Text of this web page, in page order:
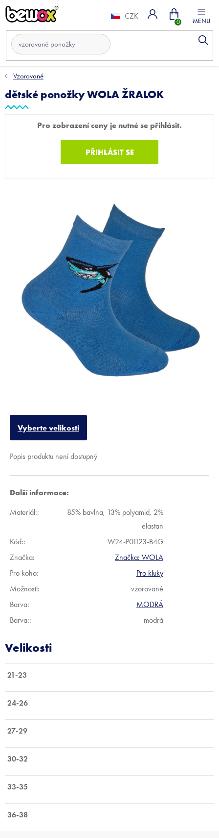
Přejít
na
CZK Nákupní
Vzorované
dětské ponožky WOLA ŽRALOK
Pro zobrazení ceny je nutné se přihlásit.
PŘIHLÁSIT SE
Vyberte velikosti
Popis produktu není dostupný
Další informace:
Materiál::
85% bavlna, 13% polyamid, 2%
elastan
Kód::
W24-P01123-B4G
Značka:
Značka: WOLA
Pro koho:
Pro kluky
Možnosti:
vzorované
Barva:
MODRÁ
Barva:: modrá
21-23
24-26
27-29
30-32
33-35
36-38